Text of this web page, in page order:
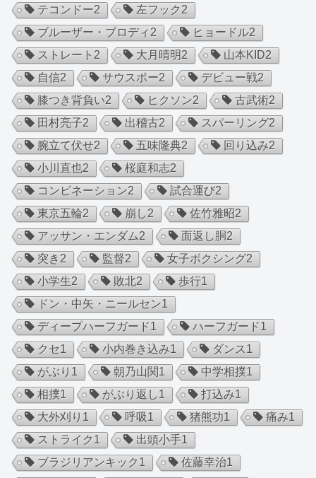
テコンドー2 左フック2
ブルーザー・ブロディ 2 ヒョードル2
ストレート 2 大月晴明2 山本KID2
自信2 サウスポー2 デビュー戦2
膝つき背負い2 ヒクソン2 古武術2
田村亮子2 出稽古2 スパーリング2
腕立て伏せ2 五味隆典2 回り込み2
小川直也2 桜庭和志2
コンビネーション2 試合運び2
東京五輪2 崩し2 佐竹雅昭2
アッサン・エンダム2 面返し胴 2
突き 2 監督2 女子ボクシング2
小学生2 敗北2 歩行1
ドン・中矢・ニールセン1
ディープハーフガード1 ハーフガード1
クセ1 小内巻き込み1 ダンス1
がぶり 1 朝乃山関1 中学相撲1
相撲1 がぶり返し1 打込み1
大外刈り 1 呼吸1 猪熊功1 痛み1
ストライク1 出頭小手1
ブラジリアンキック1 佐藤幸治1